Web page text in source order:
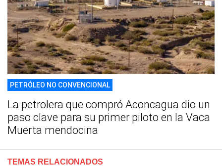
PETRÓLEO NO CONVENCIONAL
La petrolera que compró Aconcagua dio un
paso clave para su primer piloto en la Vaca
Muerta mendocina
TEMAS RELACIONADOS